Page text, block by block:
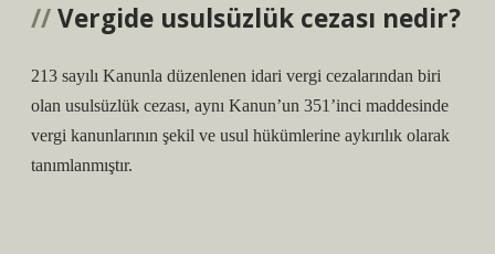
Vergide usulsüzlük cezası nedir?
213 sayılı Kanunla düzenlenen idari vergi cezalarından biri
olan usulsüzlük cezası, aynı Kanun’un 351’inci maddesinde
vergi kanunlarının şekil ve usul hükümlerine aykırılık olarak
tanımlanmıştır.